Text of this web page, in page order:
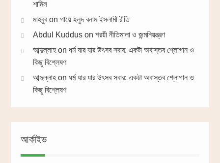
শামিল
মাহবুবon গায়ে হলুদ বনাম ইসলামী রীতি
Abdul Kudduson শরয়ী নীতিমালা ও জন্মনিয়ন্ত্রণ
আব্দুল্লাহon ধর্ম যার যার উৎসব সবার: একটা অবাস্তব শ্লোগান ও
কিছু বিশ্লেষণ
আব্দুল্লাহon ধর্ম যার যার উৎসব সবার: একটা অবাস্তব শ্লোগান ও
কিছু বিশ্লেষণ
আর্কাইভ